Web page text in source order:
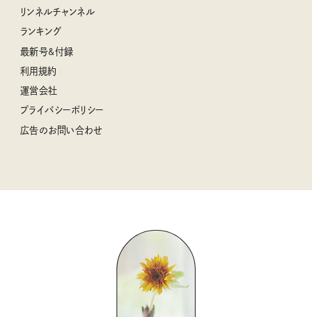
クラフトビール案内
リンネル 暮らしの道具大賞
ナチュラルメイクレッスン
喜ばれる贈り物手帖
中沢元紀の板前さん入門
空想喫茶トラノコクさんのあの店この店、喫茶訪問日記
圷みほさんのゆるっと週末キャンプ通信
豆柴・まもるくんの旅日記
柳沢小実さんのお散歩するようなゆるり旅
valoさんのかわいいもの探し
コウケンテツのヒトワザ巡り
ノーラのフィンランド旅気分
リンネル暮らし部
リンネルチャンネル
おぱんつ君のわくわく楽しい一週間占い
毎日が心地よくなるリンネルタロット
リンネルチャンネル
ランキング
最新号&付録
利用規約
運営会社
プライバシーポリシー
広告のお問い合わせ